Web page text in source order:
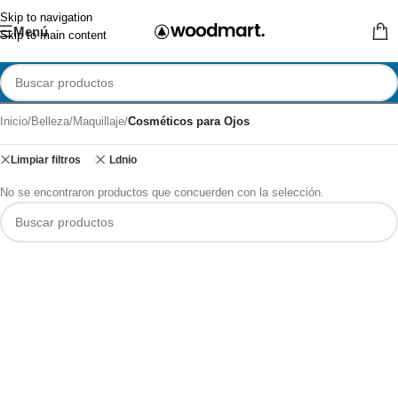
Skip to navigation
Skip to main content
Menú
Inicio/Belleza/Maquillaje/Cosméticos para Ojos
Limpiar filtros Ldnio
No se encontraron productos que concuerden con la selección.